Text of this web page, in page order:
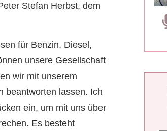
Stefan Herbst, dem
für Benzin, Diesel,
unsere Gesellschaft
wir mit unserem
beantworten lassen. Ich
ein, um mit uns über
Es besteht